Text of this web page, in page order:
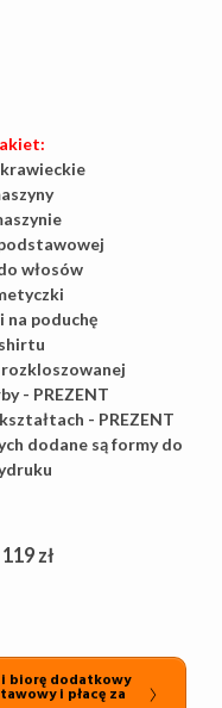
włosów
na poduchę
- PREZENT
- PREZENT
dodane są formy do
zł
i biorę dodatkowy
i płacę za